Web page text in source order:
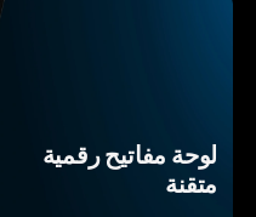
لوحة مفاتيح رقمية
متقنة